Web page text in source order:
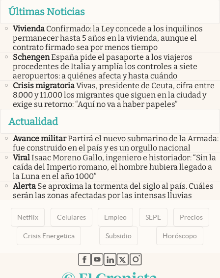
Últimas Noticias
Vivienda Confirmado: la Ley concede a los inquilinos
permanecer hasta 5 años en la vivienda, aunque el
contrato firmado sea por menos tiempo
SchengenEspaña pide el pasaporte a los viajeros
procedentes de Italia y amplía los controles a siete
aeropuertos: a quiénes afecta y hasta cuándo
Crisis migratoriaVivas, presidente de Ceuta, cifra entre
8.000 y 11.000 los migrantes que siguen en la ciudad y
exige su retorno: “Aquí no va a haber papeles”
Actualidad
Avance militarPartirá el nuevo submarino de la Armada:
fue construido en el país y es un orgullo nacional
ViralIsaac Moreno Gallo, ingeniero e historiador: “Sin la
caída del Imperio romano, el hombre hubiera llegado a
la Luna en el año 1000”
Alerta Se aproxima la tormenta del siglo al país. Cuáles
serán las zonas afectadas por las intensas lluvias
Netflix Celulares Empleo SEPE Precios
Crisis Energetica Subsidio Horóscopo
abre en nueva pestaña
abre en nueva pestaña
abre en nueva pestaña
abre en nueva pestaña
abre en nueva pestaña